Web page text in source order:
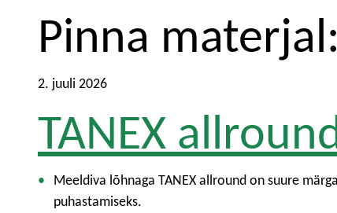
Pinna materjal:
2. juuli 2026
TANEX
Meeldiva lõhnaga TANEX allround on suure
puhastamiseks.